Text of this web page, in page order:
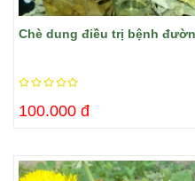
Chè dung điều trị bệnh
100.000 đ